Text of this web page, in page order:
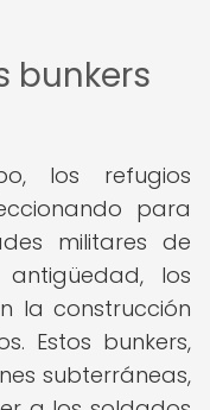
bunkers
los refugios
para
militares de
los
la construcción
Estos bunkers,
subterráneas,